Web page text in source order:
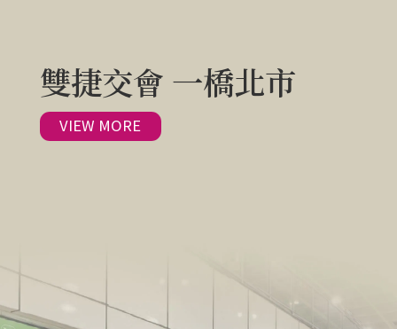
雙捷交會 一橋北市
VIEW MORE